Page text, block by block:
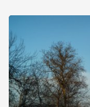
старовинний
збереглися,
мовою. За всіма
український.
роках Болган […]